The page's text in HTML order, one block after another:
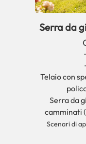
Serra da
Telaio con
Serra da
camminati
Scenari di